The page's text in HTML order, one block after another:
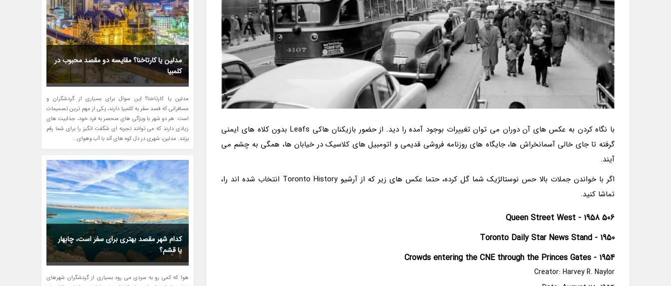
با نگاه کردن به عکس های آن دوران می توان تغییرات بوجود آمده را دید. از حضور بازیکنان هاکی Leafs بدون کلاه های ایمنی
گرفته تا جای خالی آسمانخراش ها، جایگاه های روزنامه فروشی قدیمی و اتومبیل های کلاسیک در خیابان ها، همگی به چشم می
آیند.
اگر با خواندن جملات بالا حس نوستالژیک شما گل کرده، حتما عکس های زیر که از آرشیو Toronto History انتخاب شده اند را،
تماشا کنید.
506 Queen Street West - 1958
Toronto Daily Star News Stand - 1950
Crowds entering the CNE through the Princes Gates - 1954
Creator: Harvey R. Naylor
مدلین یا کارتاخنا؟ مقایسه دو مقصد محبوب در
کلمبیا
مدلین یا کارتاخنا؟ این سوال برای بسیاری از گردشگران و
مسافرانی که قصد سفر به کلمبیا دارند، یکی از مهم ترین تصمیمات
است. هر دو شهر با ویژگی های منحصر به فرد خود، جذابیت های
زیادی دارند که می توانند تجربه ای شگفت انگیز را برای شما رقم
بزنند. مدلین، شهری در دل کوه های آند با آب وهوای...
کدام شهر مقصد بهتری برای سفر است، چابهار
یا قشم؟
هوا که کمی رو به سردی می رود بسیاری از گردشگران شهرهای